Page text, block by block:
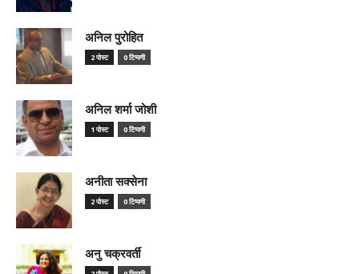
अनिल पुरोहित
2 पोस्ट 0 टिप्पणी
अनिल शर्मा जोशी
1 पोस्ट 0 टिप्पणी
अनीता सक्सेना
2 पोस्ट 0 टिप्पणी
अनु चक्रवर्ती